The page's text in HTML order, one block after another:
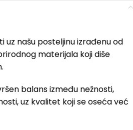
uz našu posteljinu izrađenu od
materijala koji diše
balans između nežnosti,
uz kvalitet koji se oseća već